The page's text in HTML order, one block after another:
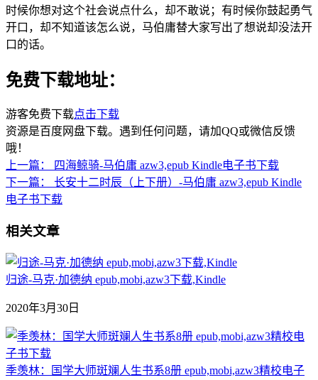
时候你想对这个社会说点什么，却不敢说；有时候你鼓起勇气
开口，却不知道该怎么说，马伯庸替大家写出了想说却没法开
口的话。
免费下载地址：
游客免费下载点击下载
资源是百度网盘下载。遇到任何问题，请加QQ或微信反馈
哦！
上一篇：
四海鲸骑-马伯庸 azw3,epub Kindle电子书下载
下一篇：
长安十二时辰（上下册）-马伯庸 azw3,epub Kindle
电子书下载
相关文章
归途-马克·加德纳 epub,mobi,azw3下载,Kindle
2020年3月30日
季羡林：国学大师斑斓人生书系8册 epub,mobi,azw3精校电子